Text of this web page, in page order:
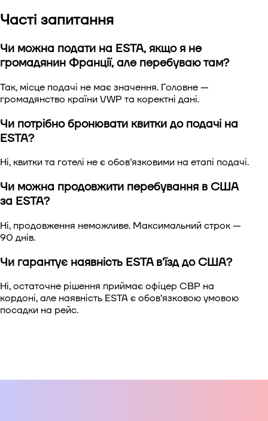
Часті запитання
Чи можна подати на ESTA, якщо я не
громадянин Франції, але перебуваю там?
Так, місце подачі не має значення. Головне —
громадянство країни VWP та коректні дані.
Чи потрібно бронювати квитки до подачі на
ESTA?
Ні, квитки та готелі не є обов’язковими на етапі подачі.
Чи можна продовжити перебування в США
за ESTA?
Ні, продовження неможливе. Максимальний строк —
90 днів.
Чи гарантує наявність ESTA в’їзд до США?
Ні, остаточне рішення приймає офіцер CBP на
кордоні, але наявність ESTA є обов’язковою умовою
посадки на рейс.